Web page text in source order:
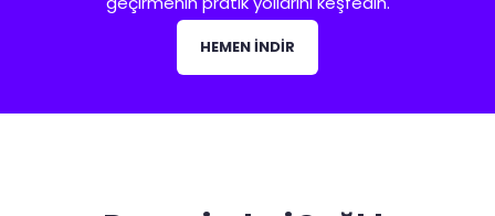
HEMEN İNDİR